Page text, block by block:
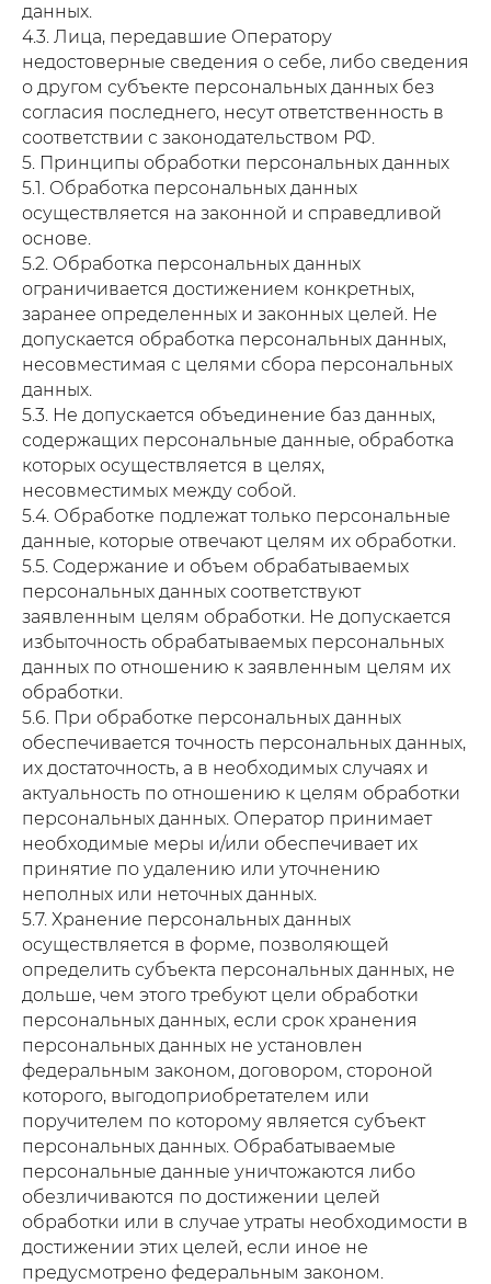
данных.
4.3. Лица, передавшие Оператору
недостоверные сведения о себе, либо сведения
о другом субъекте персональных данных без
согласия последнего, несут ответственность в
соответствии с законодательством РФ.
5. Принципы обработки персональных данных
5.1. Обработка персональных данных
осуществляется на законной и справедливой
основе.
5.2. Обработка персональных данных
ограничивается достижением конкретных,
заранее определенных и законных целей. Не
допускается обработка персональных данных,
несовместимая с целями сбора персональных
данных.
5.3. Не допускается объединение баз данных,
содержащих персональные данные, обработка
которых осуществляется в целях,
несовместимых между собой.
5.4. Обработке подлежат только персональные
данные, которые отвечают целям их обработки.
5.5. Содержание и объем обрабатываемых
персональных данных соответствуют
заявленным целям обработки. Не допускается
избыточность обрабатываемых персональных
данных по отношению к заявленным целям их
обработки.
5.6. При обработке персональных данных
обеспечивается точность персональных данных,
их достаточность, а в необходимых случаях и
актуальность по отношению к целям обработки
персональных данных. Оператор принимает
необходимые меры и/или обеспечивает их
принятие по удалению или уточнению
неполных или неточных данных.
5.7. Хранение персональных данных
осуществляется в форме, позволяющей
определить субъекта персональных данных, не
дольше, чем этого требуют цели обработки
персональных данных, если срок хранения
персональных данных не установлен
федеральным законом, договором, стороной
которого, выгодоприобретателем или
поручителем по которому является субъект
персональных данных. Обрабатываемые
персональные данные уничтожаются либо
обезличиваются по достижении целей
обработки или в случае утраты необходимости в
достижении этих целей, если иное не
предусмотрено федеральным законом.